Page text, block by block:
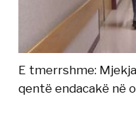
E tmerrshme:
qentë endacakë në